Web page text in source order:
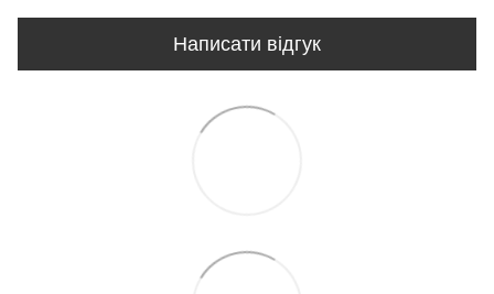
Написати відгук